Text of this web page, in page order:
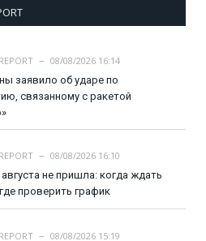
08/08/2026 16:14
заявило об ударе по
связанному с ракетой
08/08/2026 16:10
не пришла: когда ждать
проверить график
08/08/2026 15:19